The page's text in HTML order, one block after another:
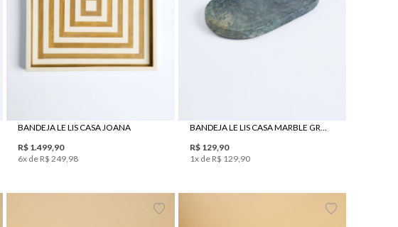
BANDEJA LE LIS CASA JOANA
R$ 1.499, 90
6x de R$ 249, 98
BANDEJA LE LIS CASA MARBLE GREEN
R$ 129, 90
1x de R$ 129, 90